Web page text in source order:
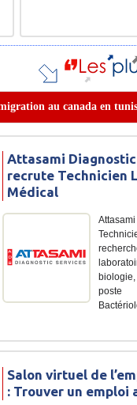
au canada en
Attasami
recrute Technicien
Médical
poste
Salon virtuel de
: Trouver un emploi